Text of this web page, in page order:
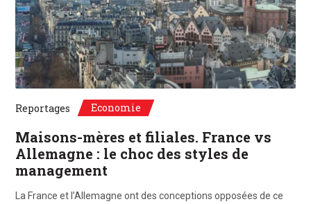
Reportages Economie
Maisons-mères et filiales. France vs
Allemagne : le choc des styles de
management
La France et l’Allemagne ont des conceptions opposées de ce